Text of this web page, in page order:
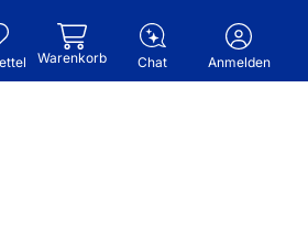
Warenkorb Chat Anmelden